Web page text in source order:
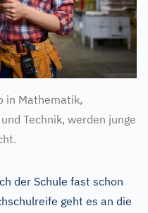
in Mathematik,
Technik, werden junge
der Schule fast schon
geht es an die